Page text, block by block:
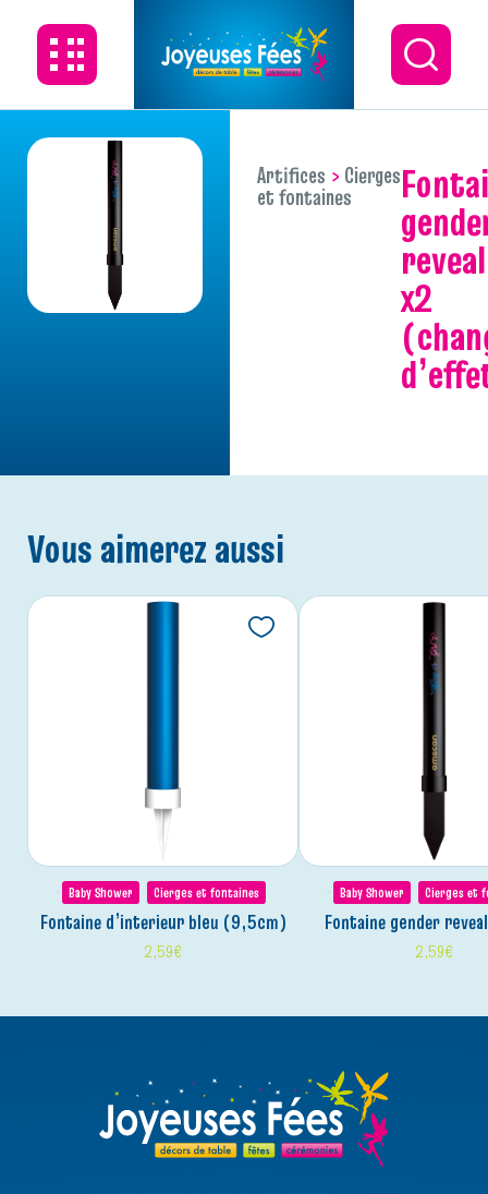
Artifices Cierges
et fontaines fontaine
x2
Vous aimerez aussi
Baby Shower Cierges et fontaines
fontaine d’interieur bleu (9,5cm)
2,59€
Baby Shower Cierges et
fontaine gender
2,59€